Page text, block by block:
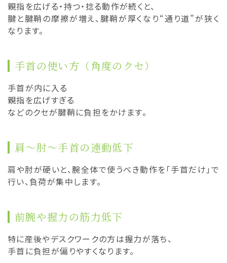
親指を広げる・持つ・捻る動作が続くと、
腱と腱鞘の摩擦が増え、腱鞘が厚くなり“通り道”が狭く
なります。
手首の使い方（角度のクセ）
手首が内に入る
親指を広げすぎる
などのクセが腱鞘に負担をかけます。
肩〜肘〜手首の連動低下
肩や肘が硬いと、腕全体で使うべき動作を「手首だけ」で
行い、負荷が集中します。
前腕や握力の筋力低下
特に産後やデスクワークの方は握力が落ち、
手首に負担が偏りやすくなります。